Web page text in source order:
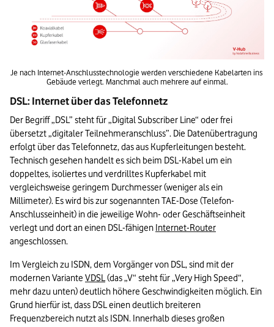
Je nach Internet-Anschlusstechnologie werden verschiedene Kabelarten ins
Gebäude verlegt. Manchmal auch mehrere auf einmal.
DSL: Internet über das Telefonnetz
Der Begriff „DSL” steht für „Digital Subscriber Line“ oder frei
übersetzt „digitaler Teilnehmeranschluss”. Die Datenübertragung
erfolgt über das Telefonnetz, das aus Kupferleitungen besteht.
Technisch gesehen handelt es sich beim DSL-Kabel um ein
doppeltes, isoliertes und verdrilltes Kupferkabel mit
vergleichsweise geringem Durchmesser (weniger als ein
Millimeter). Es wird bis zur sogenannten TAE-Dose (Telefon-
Anschlusseinheit) in die jeweilige Wohn- oder Geschäftseinheit
verlegt und dort an einen DSL-fähigen Internet-Router
angeschlossen.
Im Vergleich zu ISDN, dem Vorgänger von DSL, sind mit der
modernen Variante VDSL (das „V“ steht für „Very High Speed“,
mehr dazu unten) deutlich höhere Geschwindigkeiten möglich. Ein
Grund hierfür ist, dass DSL einen deutlich breiteren
Frequenzbereich nutzt als ISDN. Innerhalb dieses großen